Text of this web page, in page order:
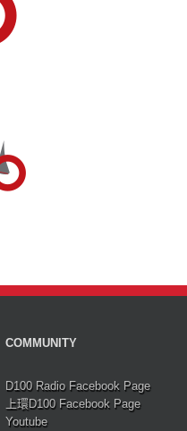
COMMUNITY
D100 Radio Facebook Page
上環D100 Facebook Page
Youtube